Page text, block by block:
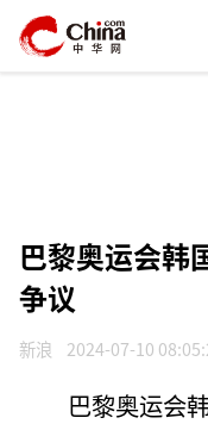
巴黎奥运会韩
争议
新浪 2024-07-10
巴黎奥运会